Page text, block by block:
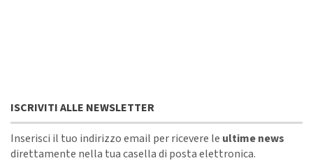
ISCRIVITI ALLE NEWSLETTER
Inserisci il tuo indirizzo email per ricevere le ultime news
direttamente nella tua casella di posta elettronica.